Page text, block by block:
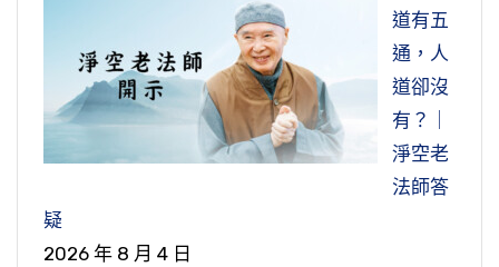
道有五
通，人
道卻沒
有？｜
淨空老
法師答
疑
2026 年 8 月 4 日